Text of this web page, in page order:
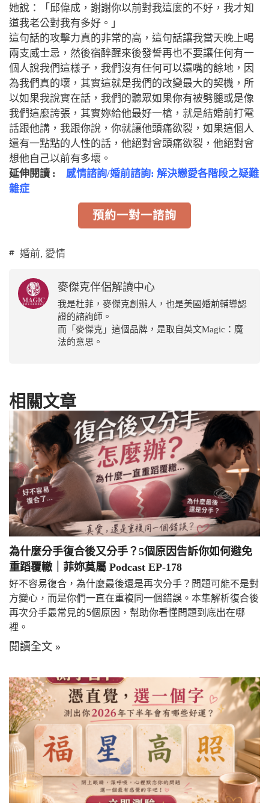
她說：「邱偉成，謝謝你以前對我這麼的不好，我才知
道我老公對我有多好。」
這句話的攻擊力真的非常的高，這句話讓我當天晚上喝
兩支威士忌，然後宿醉醒來後發誓再也不要讓任何有一
個人說我們這樣子，我們沒有任何可以還嘴的餘地，因
為我們真的壞，其實這就是我們的改變最大的契機，所
以如果我說實在話，我們的聽眾如果你有被劈腿或是像
我們這麼誇張，其實妳給他最好一槍，就是結婚前打電
話跟他講，我跟你說，你就讓他頭痛欲裂，如果這個人
還有一點點的人性的話，他絕對會頭痛欲裂，他絕對會
想他自己以前有多壞。
延伸閱讀 : 感情諮詢/婚前諮詢: 解決戀愛各階段之疑難
雜症
預約一對一諮詢
婚前, 愛情
麥傑克伴侶解讀中心
我是杜菲，麥傑克創辦人，也是美國婚前輔導認
證的諮詢師。
而「麥傑克」這個品牌，是取自英文Magic：魔
法的意思。
相關文章
為什麼分手復合後又分手？5個原因告訴你如何避免
重蹈覆轍｜菲妳莫屬 Podcast EP-178
好不容易復合，為什麼最後還是再次分手？問題可能不是對
方變心，而是你們一直在重複同一個錯誤。本集解析復合後
再次分手最常見的5個原因，幫助你看懂問題到底出在哪
裡。
閱讀全文 »